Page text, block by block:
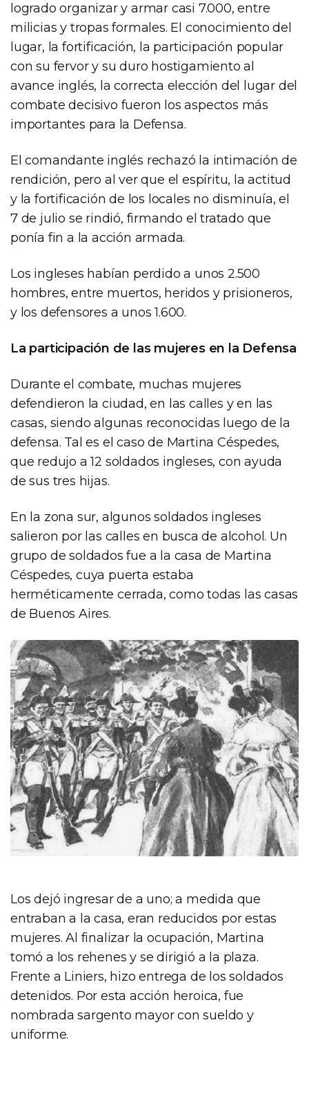
logrado organizar y armar casi 7.000, entre
milicias y tropas formales. El conocimiento del
lugar, la fortificación, la participación popular
con su fervor y su duro hostigamiento al
avance inglés, la correcta elección del lugar del
combate decisivo fueron los aspectos más
importantes para la Defensa.
El comandante inglés rechazó la intimación de
rendición, pero al ver que el espíritu, la actitud
y la fortificación de los locales no disminuía, el
7 de julio se rindió, firmando el tratado que
ponía fin a la acción armada.
Los ingleses habían perdido a unos 2.500
hombres, entre muertos, heridos y prisioneros,
y los defensores a unos 1.600.
La participación de las mujeres en la Defensa
Durante el combate, muchas mujeres
defendieron la ciudad, en las calles y en las
casas, siendo algunas reconocidas luego de la
defensa. Tal es el caso de Martina Céspedes,
que redujo a 12 soldados ingleses, con ayuda
de sus tres hijas.
En la zona sur, algunos soldados ingleses
salieron por las calles en busca de alcohol. Un
grupo de soldados fue a la casa de Martina
Céspedes, cuya puerta estaba
herméticamente cerrada, como todas las casas
de Buenos Aires.
Los dejó ingresar de a uno; a medida que
entraban a la casa, eran reducidos por estas
mujeres. Al finalizar la ocupación, Martina
tomó a los rehenes y se dirigió a la plaza.
Frente a Liniers, hizo entrega de los soldados
detenidos. Por esta acción heroica, fue
nombrada sargento mayor con sueldo y
uniforme.